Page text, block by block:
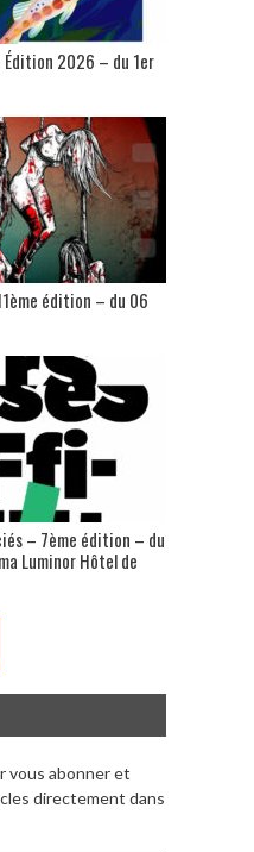
Édition 2026 – du 1er
édition – du 06
– 7ème édition – du
Luminor Hôtel de
vous abonner et
directement dans